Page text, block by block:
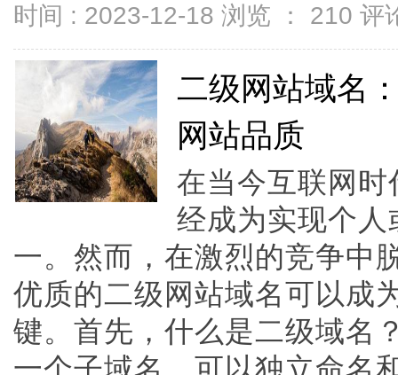
时间 : 2023-12-18 浏览 ： 210 评
二级网站域名
网站品质
在当今互联网
经成为实现个
一。然而，在激烈的竞争中
优质的二级网站域名可以成
键。首先，什么是二级域名